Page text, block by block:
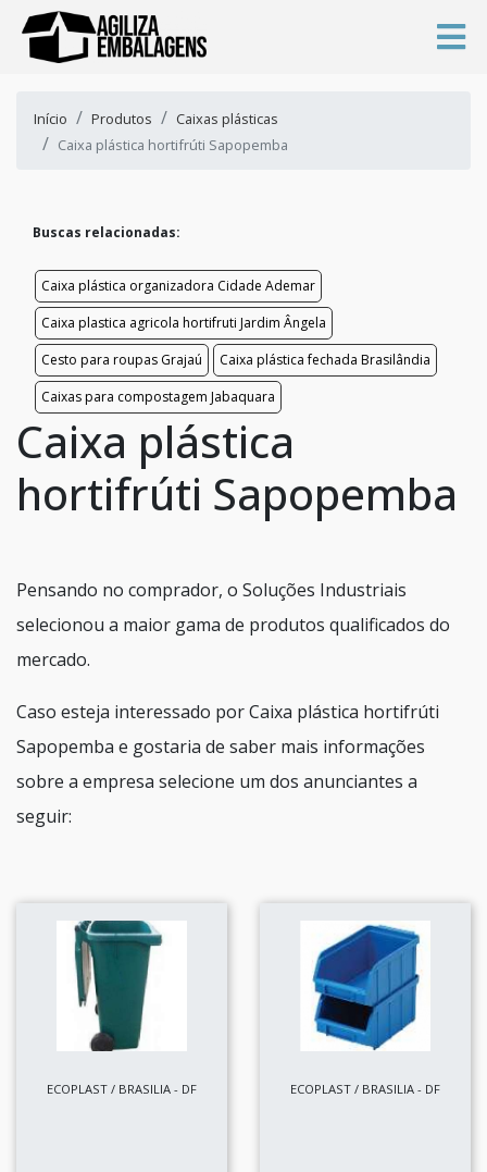
Início Produtos
Caixas plásticas
Caixa plástica hortifrúti Sapopemba
Buscas relacionadas:
Caixa plástica organizadora Cidade Ademar
Caixa plastica agricola hortifruti Jardim Ângela
Cesto para roupas Grajaú
Caixa plástica fechada Brasilândia
Caixas para compostagem Jabaquara
Caixa plástica
hortifrúti Sapopemba
Pensando no comprador, o Soluções Industriais
selecionou a maior gama de produtos qualificados do
mercado.
Caso esteja interessado por Caixa plástica hortifrúti
Sapopemba e gostaria de saber mais informações
sobre a empresa selecione um dos anunciantes a
seguir:
ECOPLAST / BRASILIA - DF ECOPLAST / BRASILIA - DF